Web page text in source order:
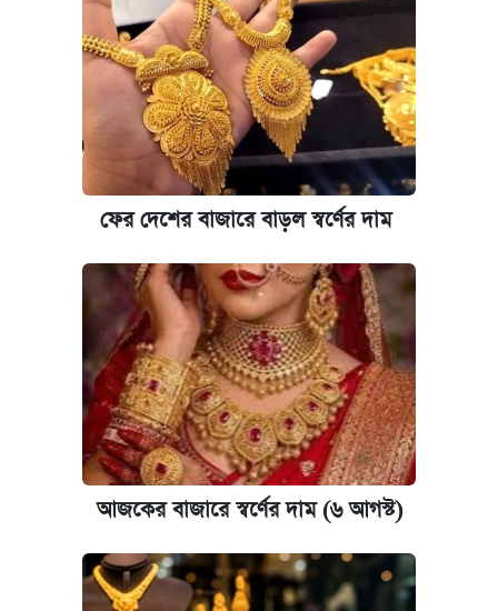
কবে শুরু হচ্ছে ঢাবির ভর্তি আবেদন, জানাল কর্তৃপক্ষ
নবম জাতীয় পে-স্কেল নিয়ে সর্বশেষ যা জানা গেল
আজকের বাজারে স্বর্ণ-রুপার দাম (৫ আগস্ট)
কবে হবে মেডিকেল ভর্তি পরীক্ষা, জানা গেল যা
আজকের বাজারে স্বর্ণের দাম (৪ আগস্ট)
পাঁচ দপ্তরে নতুন সচিব নিয়োগ দিল সরকার
রাষ্ট্রবিরোধী কর্মকাণ্ড: ঢাবির কয়েকজন শিক্ষকের
বিরুদ্ধে ব্যবস্থা
আজকের বাজারে স্বর্ণের দাম (৬ আগস্ট)
কেমব্রিজ বিশ্ববিদ্যালয়ের এমবিএ স্কলারশিপে
আবেদন শুরু
ফের দেশের বাজারে বাড়ল স্বর্ণের দাম
আজকের বাজারে স্বর্ণের দাম (৬ আগস্ট)